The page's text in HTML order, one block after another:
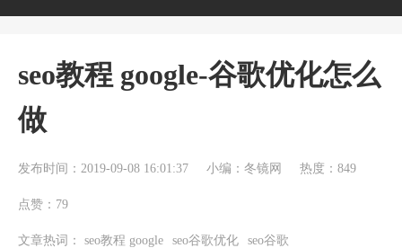
seo教程 google-谷歌优化怎么
做
发布时间：2019-09-08 16:01:37 小编：冬镜网 热度：849
点赞：79
文章热词： seo教程 google seo谷歌优化 seo谷歌